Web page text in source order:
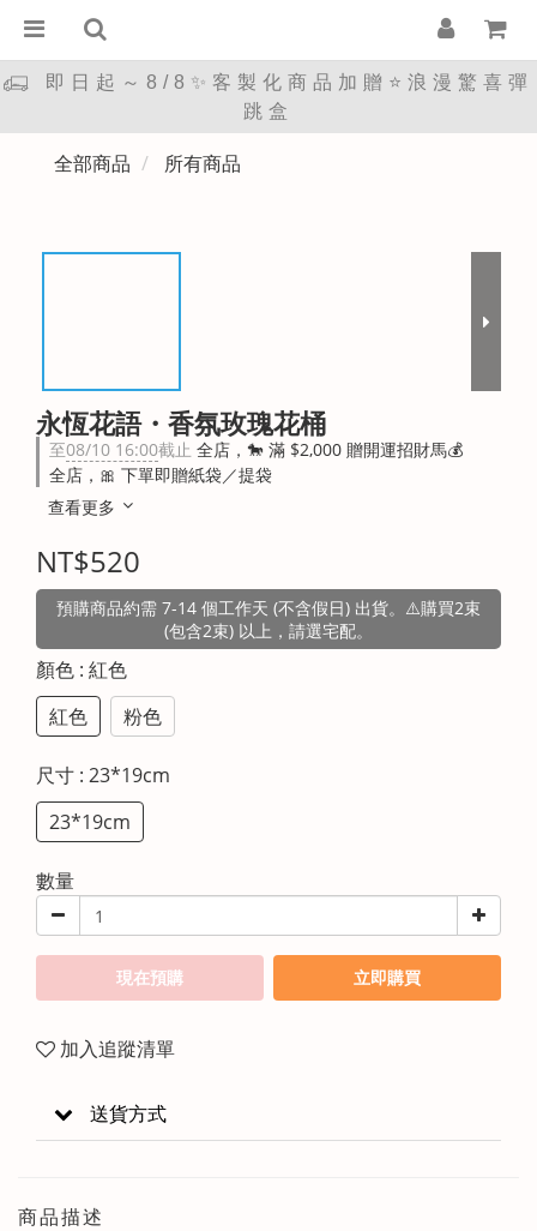
即日起～8/8✨客製化商品加贈⭐浪漫驚喜彈
跳盒
全部商品 所有商品
永恆花語・香氛玫瑰花桶
至08/10 16:00截止 全店，🐎 滿 $2,000 贈開運招財馬💰
全店，🎀 下單即贈紙袋／提袋
查看更多
NT$520
預購商品約需 7-14 個工作天 (不含假日) 出貨。⚠️購買2束
(包含2束) 以上，請選宅配。
顏色 : 紅色
紅色
粉色
尺寸 : 23*19cm
23*19cm
數量
現在預購 立即購買
加入追蹤清單
送貨方式
商品描述